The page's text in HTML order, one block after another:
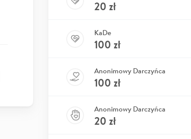
20 zł
KaDe
100 zł
Anonimowy Darczyńca
100 zł
Anonimowy Darczyńca
20 zł